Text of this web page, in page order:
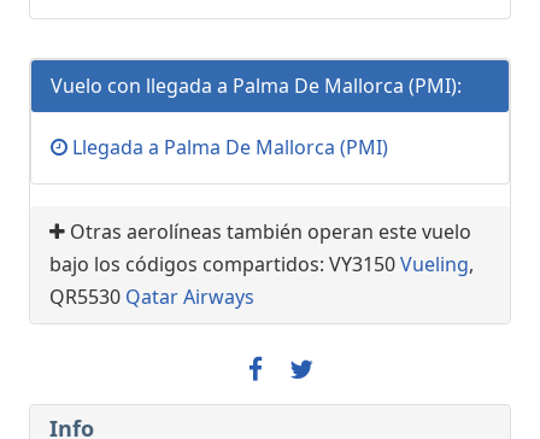
Vuelo con llegada a Palma De Mallorca (PMI):
Llegada a Palma De Mallorca (PMI)
Otras aerolíneas también operan este vuelo
bajo los códigos compartidos: VY3150Vueling,
QR5530 Qatar Airways
Info